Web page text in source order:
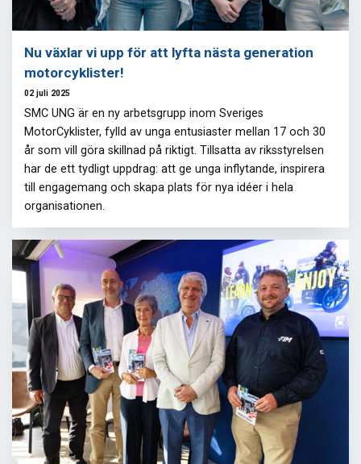
Nu växlar vi upp för att lyfta nästa generation
motorcyklister!
02 juli 2025
SMC UNG är en ny arbetsgrupp inom Sveriges
MotorCyklister, fylld av unga entusiaster mellan 17 och 30
år som vill göra skillnad på riktigt. Tillsatta av riksstyrelsen
har de ett tydligt uppdrag: att ge unga inflytande, inspirera
till engagemang och skapa plats för nya idéer i hela
organisationen.